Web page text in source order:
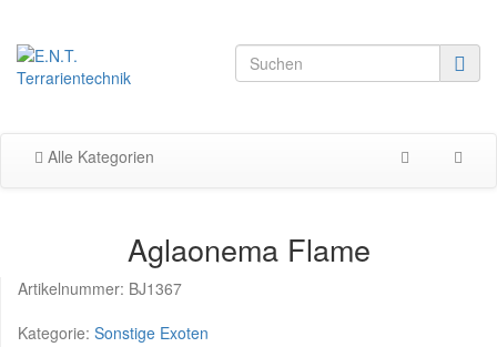
Alle Kategorien
Aglaonema Flame
Artikelnummer: BJ1367
Kategorie: Sonstige Exoten